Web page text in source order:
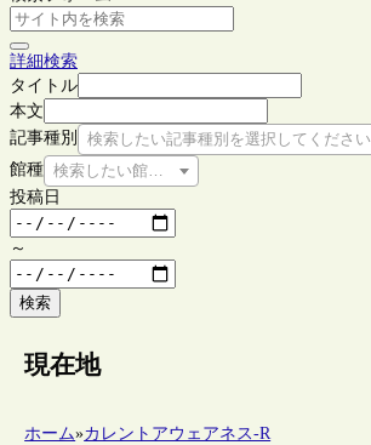
詳細検索
タイトル
本文
記事種別
検索したい記事種別を選択してください
館種 検索したい館種を選択してください
投稿日
～
検索
現在地
ホーム»カレントアウェアネス-R